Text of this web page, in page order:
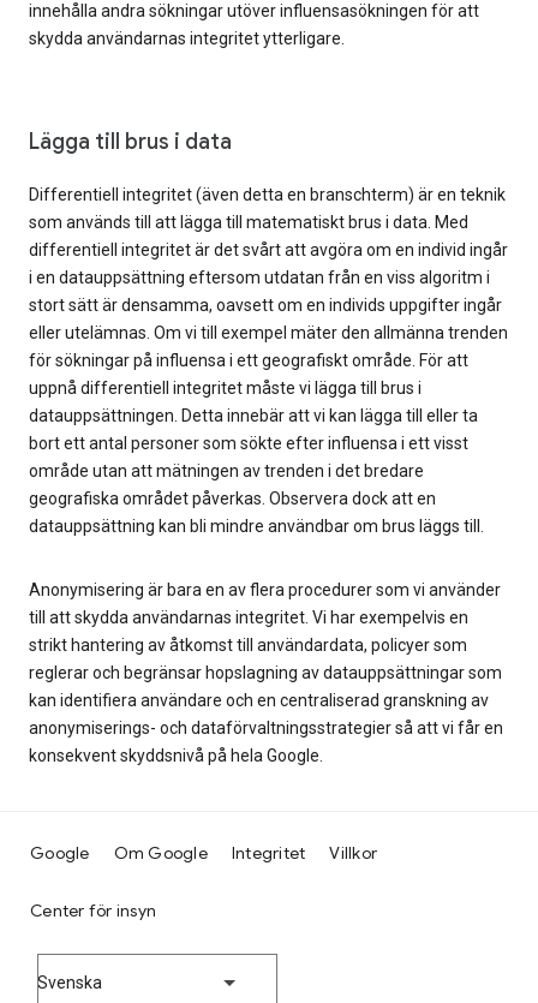
innehålla andra sökningar utöver influensasökningen för att
skydda användarnas integritet ytterligare.
Lägga till brus i data
Differentiell integritet (även detta en branschterm) är en teknik
som används till att lägga till matematiskt brus i data. Med
differentiell integritet är det svårt att avgöra om en individ ingår
i en datauppsättning eftersom utdatan från en viss algoritm i
stort sätt är densamma, oavsett om en individs uppgifter ingår
eller utelämnas. Om vi till exempel mäter den allmänna trenden
för sökningar på influensa i ett geografiskt område. För att
uppnå differentiell integritet måste vi lägga till brus i
datauppsättningen. Detta innebär att vi kan lägga till eller ta
bort ett antal personer som sökte efter influensa i ett visst
område utan att mätningen av trenden i det bredare
geografiska området påverkas. Observera dock att en
datauppsättning kan bli mindre användbar om brus läggs till.
Anonymisering är bara en av flera procedurer som vi använder
till att skydda användarnas integritet. Vi har exempelvis en
strikt hantering av åtkomst till användardata, policyer som
reglerar och begränsar hopslagning av datauppsättningar som
kan identifiera användare och en centraliserad granskning av
anonymiserings- och dataförvaltningsstrategier så att vi får en
konsekvent skyddsnivå på hela Google.
Google Om Google Integritet Villkor
Center för insyn
Svenska